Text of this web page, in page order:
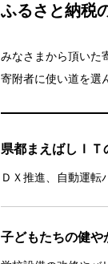
ふるさと納税
みなさまから頂いた
寄附者に使い道を選
県都まえばしＩＴ
ＤＸ推進、自動運転
子どもたちの健や